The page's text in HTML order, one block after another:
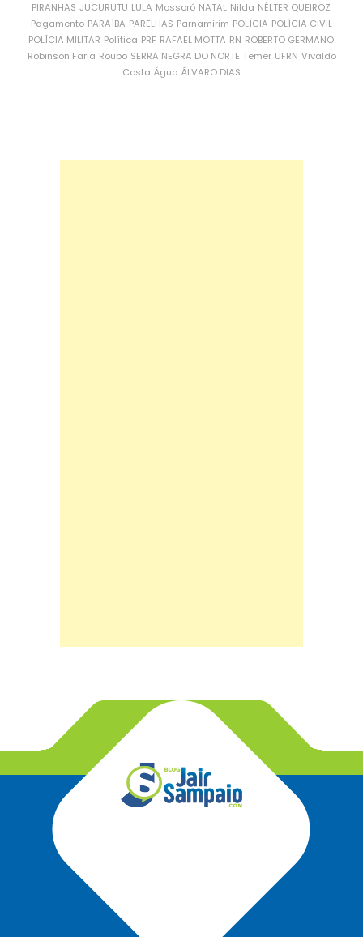
PIRANHAS JUCURUTU LULA Mossoró NATAL Nilda NÉLTER QUEIROZ
Pagamento PARAÍBA PARELHAS Parnamirim POLÍCIA POLÍCIA CIVIL
POLÍCIA MILITAR Política PRF RAFAEL MOTTA RN ROBERTO GERMANO
Robinson Faria Roubo SERRA NEGRA DO NORTE Temer UFRN Vivaldo
Costa Água ÁLVARO DIAS